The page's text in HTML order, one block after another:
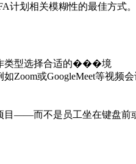
计划相关模糊性的最佳方式。
类型选择合适的���境
Zoom或GoogleMeet等视频
目——而不是员工坐在键盘前